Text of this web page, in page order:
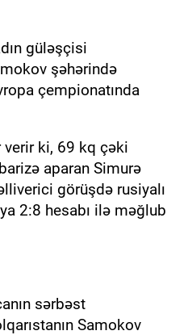
güləşçisi
şəhərində
çempionatında
verir ki, 69 kq çəki
aparan Simurə
görüşdə rusiyalı
2:8 hesabı ilə məğlub
sərbəst
Samokov